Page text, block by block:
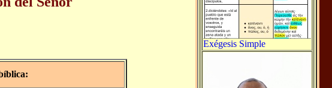
Exégesis Simple